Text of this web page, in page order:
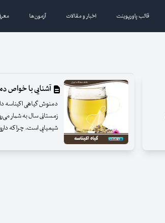
قالب پاورپوینت اخبار و مقالات آزمون‌ها
آشنایی با خواص
دمنوش گیاهی اکیناسه
زمستانی سال به شمار
شیمیایی است. چرا که